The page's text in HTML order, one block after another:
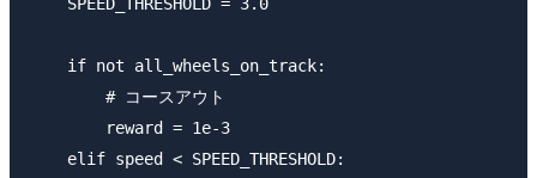
    if not all_wheels_on_track:
        # コースアウト
        reward = 1e-3
    elif speed < SPEED_THRESHOLD: